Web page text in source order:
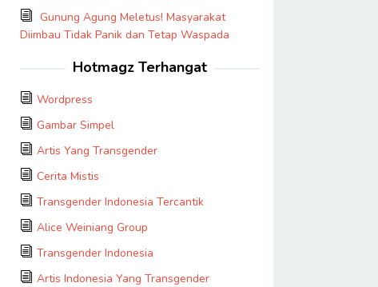
Gunung Agung Meletus! Masyarakat
Diimbau Tidak Panik dan Tetap Waspada
Hotmagz Terhangat
Wordpress
Gambar Simpel
Artis Yang Transgender
Cerita Mistis
Transgender Indonesia Tercantik
Alice Weiniang Group
Transgender Indonesia
Artis Indonesia Yang Transgender